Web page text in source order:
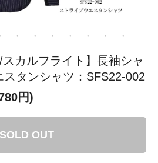
スカルフライト】長袖シャ
タンシャツ：SFS22-002
円)
SOLD OUT